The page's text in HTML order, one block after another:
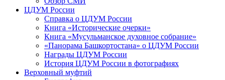
ЦДУМ России
Справка о ЦДУМ России
Книга «Исторические очерки»
Книга «Мусульманское духовное собрание»
«Панорама Башкортостана» о ЦДУМ России
Награды ЦДУМ России
История ЦДУМ России в фотографиях
Верховный муфтий